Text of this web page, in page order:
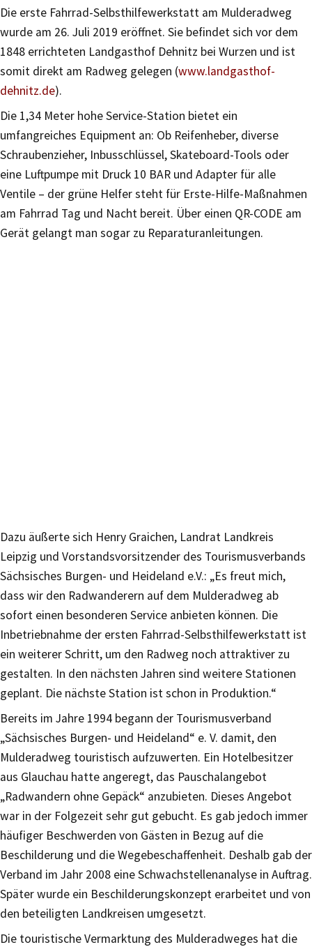
Die erste Fahrrad-Selbsthilfewerkstatt am Mulderadweg
wurde am 26. Juli 2019 eröffnet. Sie befindet sich vor dem
1848 errichteten Landgasthof Dehnitz bei Wurzen und ist
somit direkt am Radweg gelegen (www.landgasthof-
dehnitz.de).
Die 1,34 Meter hohe Service-Station bietet ein
umfangreiches Equipment an: Ob Reifenheber, diverse
Schraubenzieher, Inbusschlüssel, Skateboard-Tools oder
eine Luftpumpe mit Druck 10 BAR und Adapter für alle
Ventile – der grüne Helfer steht für Erste-Hilfe-Maßnahmen
am Fahrrad Tag und Nacht bereit. Über einen QR-CODE am
Gerät gelangt man sogar zu Reparaturanleitungen.
Dazu äußerte sich Henry Graichen, Landrat Landkreis
Leipzig und Vorstandsvorsitzender des Tourismusverbands
Sächsisches Burgen- und Heideland e.V.: „Es freut mich,
dass wir den Radwanderern auf dem Mulderadweg ab
sofort einen besonderen Service anbieten können. Die
Inbetriebnahme der ersten Fahrrad-Selbsthilfewerkstatt ist
ein weiterer Schritt, um den Radweg noch attraktiver zu
gestalten. In den nächsten Jahren sind weitere Stationen
geplant. Die nächste Station ist schon in Produktion.“
Bereits im Jahre 1994 begann der Tourismusverband
„Sächsisches Burgen- und Heideland“ e. V. damit, den
Mulderadweg touristisch aufzuwerten. Ein Hotelbesitzer
aus Glauchau hatte angeregt, das Pauschalangebot
„Radwandern ohne Gepäck“ anzubieten. Dieses Angebot
war in der Folgezeit sehr gut gebucht. Es gab jedoch immer
häufiger Beschwerden von Gästen in Bezug auf die
Beschilderung und die Wegebeschaffenheit. Deshalb gab der
Verband im Jahr 2008 eine Schwachstellenanalyse in Auftrag.
Später wurde ein Beschilderungskonzept erarbeitet und von
den beteiligten Landkreisen umgesetzt.
Die touristische Vermarktung des Mulderadweges hat die